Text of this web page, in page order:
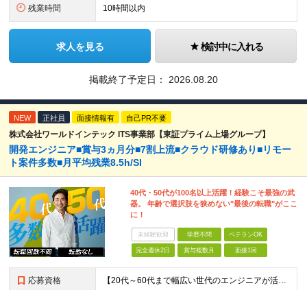
残業時間 10時間以内
求人を見る 検討中に入れる
掲載終了予定日： 2026.08.20
NEW 正社員 面接情報有 自己PR不要
株式会社ワールドインテック ITS事業部【東証プライム上場グループ】
開発エンジニア■賞与3ヵ月分■7割上流■クラウド研修あり■リモー
ト案件多数■月平均残業8.5h/SI
40代・50代が100名以上活躍！経験こそ最強の武
器。 年齢で選択肢を狭めない"最後の転職"がここ
に！
未経験歓迎 学歴不問 ベテランOK
完全週休2日 賞与複数月 面接1回
応募資格 【20代～60代まで幅広い世代のエンジニアが活躍してます】 ■学歴不問 ■転職回数不問 ■開発経験（年数不問）をお持ちの方